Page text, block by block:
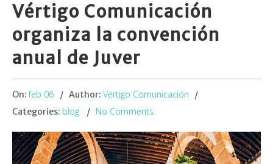
Vértigo Comunicación
organiza la convención
anual de Juver
On:feb 06 Author: Vértigo Comunicación
Categories: blog No Comments